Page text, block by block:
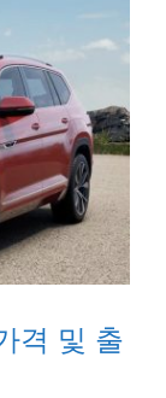
격 및 출